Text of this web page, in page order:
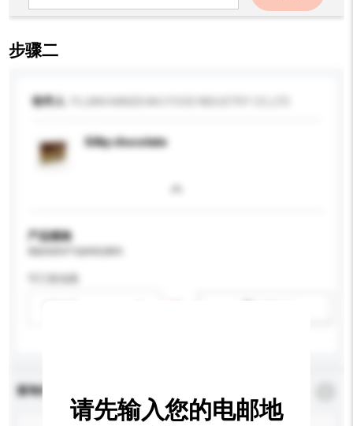
步骤二
收件人
Silky chocolate
产品规格
查询内容
请先输入您的电邮地